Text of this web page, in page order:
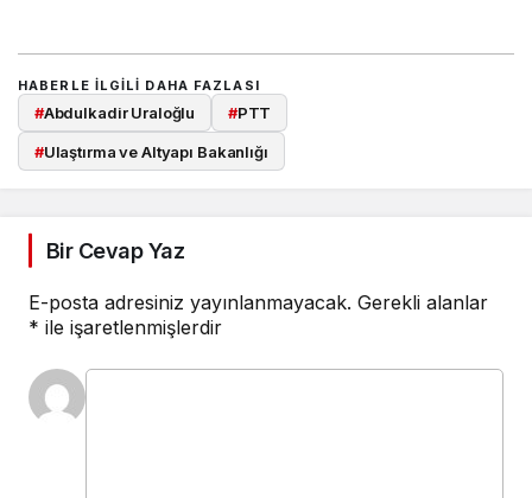
HABERLE ILGILI DAHA FAZLASI
#Abdulkadir Uraloğlu #PTT
#Ulaştırma ve Altyapı Bakanlığı
Bir Cevap Yaz
E-posta adresiniz yayınlanmayacak. Gerekli alanlar
* ile işaretlenmişlerdir